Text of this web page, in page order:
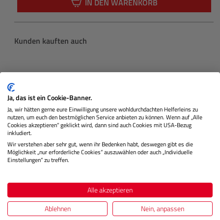
Produktgalerie überspringen
Kunden kauften auch
Cuff Handgelenkschlaufe (Schwarz)
Ja, das ist ein Cookie-Banner.
Ja, wir hätten gerne eure Einwilligung unsere wohldurchdachten Helferleins zu
nutzen, um euch den bestmöglichen Service anbieten zu können. Wenn auf „Alle
Cookies akzeptieren“ geklickt wird, dann sind auch Cookies mit USA-Bezug
inkludiert.
Wir verstehen aber sehr gut, wenn ihr Bedenken habt, deswegen gibt es die
Möglichkeit „nur erforderliche Cookies“ auszuwählen oder auch „Individuelle
Einstellungen“ zu treffen.
Alle akzeptieren
Ablehnen
Nein, anpassen